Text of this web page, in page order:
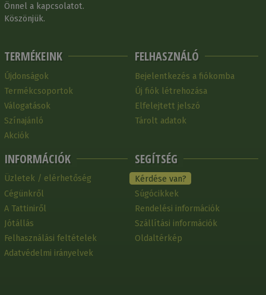
Önnel a kapcsolatot.
Köszönjük.
TERMÉKEINK
Újdonságok
Termékcsoportok
Válogatások
Színajánló
Akciók
INFORMÁCIÓK
Üzletek / elérhetőség
Cégünkről
A Tattiniről
Jótállás
Felhasználási feltételek
Adatvédelmi irányelvek
FELHASZNÁLÓ
Bejelentkezés a fiókomba
Új fiók létrehozása
Elfelejtett jelszó
Tárolt adatok
SEGÍTSÉG
Kérdése van?
Súgócikkek
Rendelési információk
Szállítási információk
Oldaltérkép